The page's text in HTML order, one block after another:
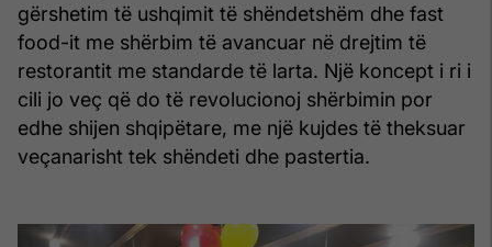
gërshetim të ushqimit të shëndetshëm dhe fast
food-it me shërbim të avancuar në drejtim të
restorantit me standarde të larta. Një koncept i ri i
cili jo veç që do të revolucionoj shërbimin por
edhe shijen shqipëtare, me një kujdes të theksuar
veçanarisht tek shëndeti dhe pastertia.